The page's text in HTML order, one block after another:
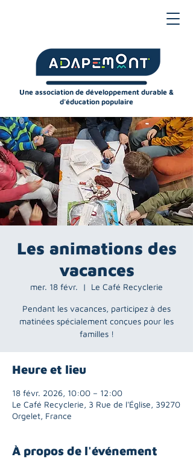
Une association de développement durable &
d'éducation populaire
Les animations des
vacances
mer. 18 févr.
  |
Le Café Recyclerie
Pendant les vacances, participez à des
matinées spécialement conçues pour les
familles !
Heure et lieu
18 févr. 2026, 10:00 – 12:00
Le Café Recyclerie, 3 Rue de l'Église, 39270
Orgelet, France
À propos de l'événement